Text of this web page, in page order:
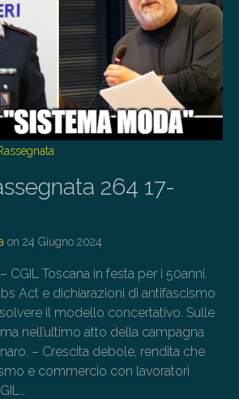
264 17-
on 24 Giugno 2024
CGIL Toscana in festa per i 50anni.
Act e dichiarazioni di antifascismo
il modello concertativo. Sulle
nell’ultimo atto della campagna
– Crescita debole, rendita che
e commercio con lavoratori